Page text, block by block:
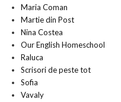
Maria Coman
Martie din Post
Nina Costea
Our English Homeschool
Raluca
Scrisori de peste tot
Sofia
Vavaly